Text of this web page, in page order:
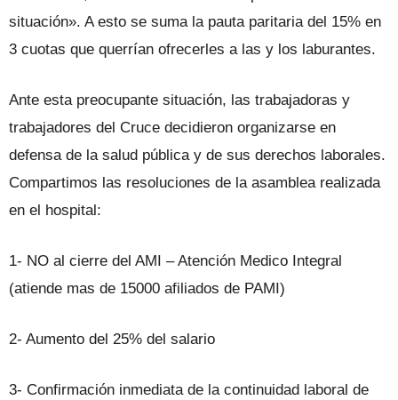
situación». A esto se suma la pauta paritaria del 15% en
3 cuotas que querrían ofrecerles a las y los laburantes.
Ante esta preocupante situación, las trabajadoras y
trabajadores del Cruce decidieron organizarse en
defensa de la salud pública y de sus derechos laborales.
Compartimos las resoluciones de la asamblea realizada
en el hospital:
1- NO al cierre del AMI – Atención Medico Integral
(atiende mas de 15000 afiliados de PAMI)
2- Aumento del 25% del salario
3- Confirmación inmediata de la continuidad laboral de